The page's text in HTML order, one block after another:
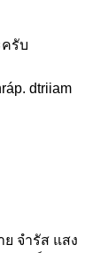
ครับ
dtriiam
จำรัส แสง